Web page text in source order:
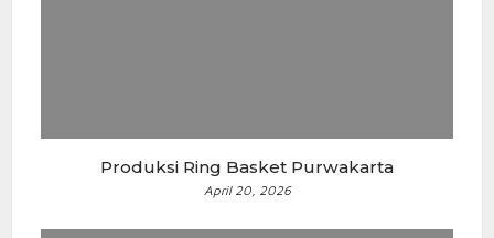
Produksi Ring Basket Purwakarta
April 20, 2026